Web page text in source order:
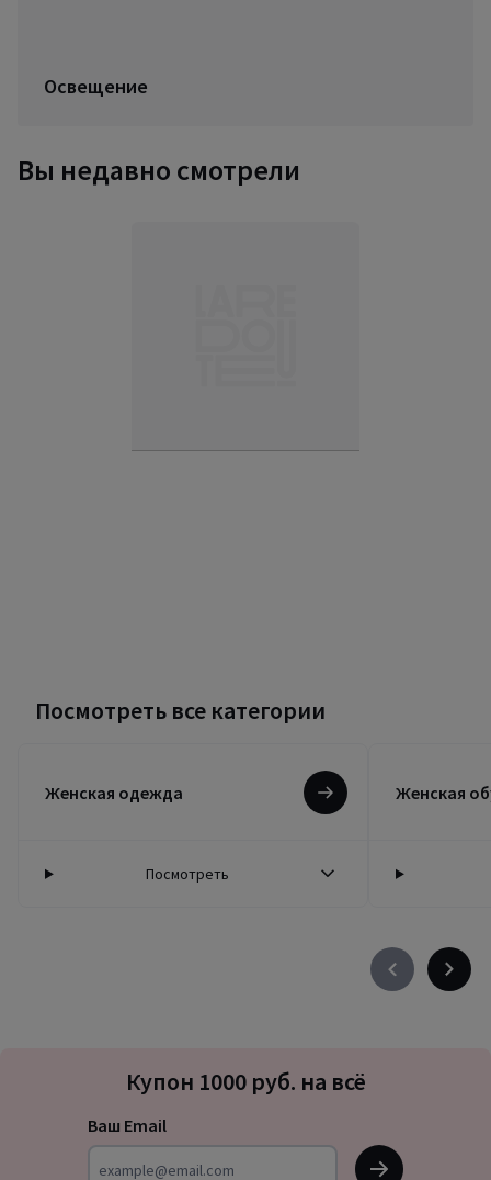
Освещение
Вы недавно смотрели
Посмотреть все категории
Женская одежда
Посмотреть
Женская
Précédent
Подписка
на
Купон 1000 руб. на всё
Ваш Email
OK